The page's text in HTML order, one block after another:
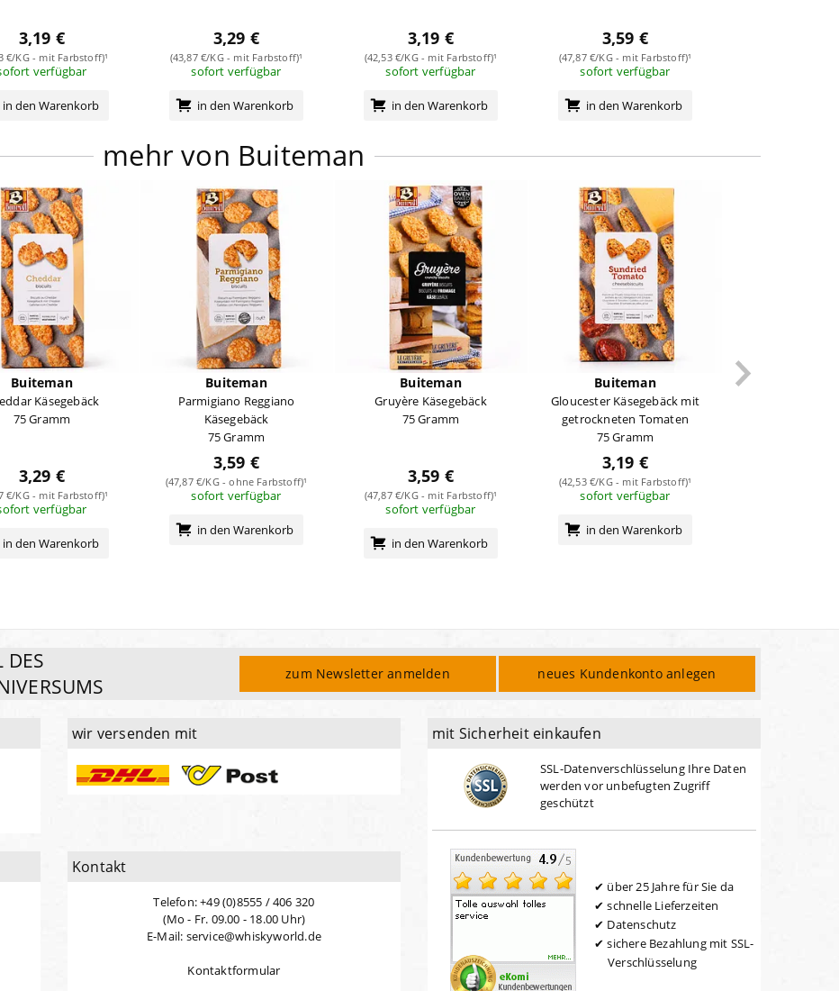
3,19 €
€/KG - mit Farbstoff)¹
verfügbar
in den Warenkorb
3,29 €
(43,87 €/KG - mit Farbstoff)¹
sofort verfügbar
in den Warenkorb
3,19 €
(42,53 €/KG - mit Farbstoff)¹
sofort verfügbar
in den Warenkorb
3,59 €
(47,87 €/KG - mit Farbstoff)¹
sofort verfügbar
in den Warenkorb
mehr von Buiteman
Buiteman
Käsegebäck
75 Gramm
3,29 €
€/KG - mit Farbstoff)¹
verfügbar
in den Warenkorb
Buiteman
Parmigiano Reggiano
Käsegebäck
75 Gramm
3,59 €
(47,87 €/KG - ohne Farbstoff)¹
sofort verfügbar
in den Warenkorb
Buiteman
Gruyère Käsegebäck
75 Gramm
3,59 €
(47,87 €/KG - mit Farbstoff)¹
sofort verfügbar
in den Warenkorb
Buiteman
Gloucester Käsegebäck mit
getrockneten Tomaten
75 Gramm
3,19 €
(42,53 €/KG - mit Farbstoff)¹
sofort verfügbar
in den Warenkorb
DES
zum Newsletter anmelden neues Kundenkonto anlegen
wir versenden mit
Kontakt
Telefon: +49 (0)8555 / 406 320
(Mo - Fr. 09.00 - 18.00 Uhr)
E-Mail: service@whiskyworld.de
Kontaktformular
mit Sicherheit einkaufen
SSL-Datenverschlüsselung Ihre Daten
werden vor unbefugten Zugriff
geschützt
über 25 Jahre für Sie da
schnelle Lieferzeiten
Datenschutz
sichere Bezahlung mit SSL-
Verschlüsselung